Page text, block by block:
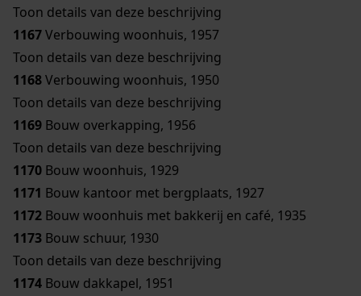
Toon details van deze beschrijving
1167Verbouwing woonhuis, 1957
Toon details van deze beschrijving
1168Verbouwing woonhuis, 1950
Toon details van deze beschrijving
1169 Bouw overkapping, 1956
Toon details van deze beschrijving
1170 Bouw woonhuis, 1929
1171 Bouw kantoor met bergplaats, 1927
1172 Bouw woonhuis met bakkerij en café, 1935
1173 Bouw schuur, 1930
Toon details van deze beschrijving
1174 Bouw dakkapel, 1951